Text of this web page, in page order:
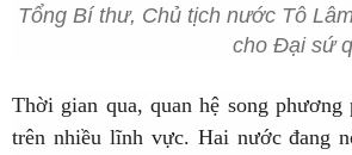
Tổng Bí thư, Chủ tịch nước Tô
cho Đại sứ
Thời gian qua, quan hệ song phương
trên nhiều lĩnh vực. Hai nước đang